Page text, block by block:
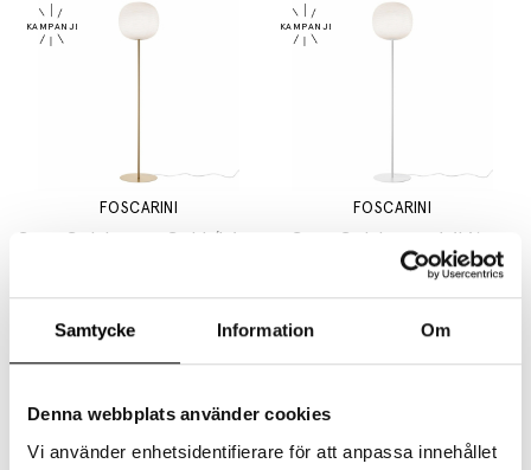
Samtycke Information Om
Denna webbplats använder cookies
Vi använder enhetsidentifierare för att anpassa innehållet
FOSCARINI FOSCARINI
Gem Golvlampa White
10484 kr